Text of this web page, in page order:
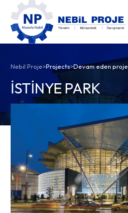
Nebil Proje>Projects>Devam eden proje
İSTİNYE PARK